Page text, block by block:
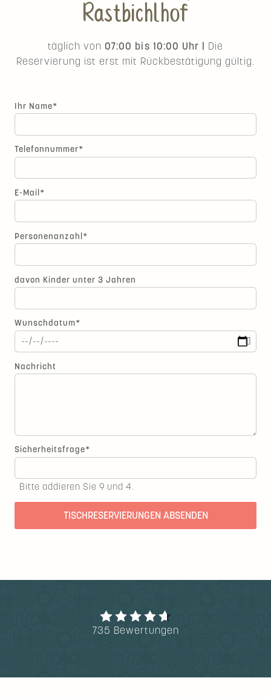
Rastbichlhof
täglich von 07:00 bis 10:00 Uhr | Die
Reservierung ist erst mit Rückbestätigung gültig.
Pflichtfeld
Ihr Name*
Pflichtfeld
Telefonnummer*
Pflichtfeld
E-Mail*
Pflichtfeld
Personenanzahl*
davon Kinder unter 3 Jahren
Pflichtfeld
Wunschdatum*
Nachricht
Pflichtfeld
Sicherheitsfrage*
Bitte addieren Sie 9 und 4.
TISCHRESERVIERUNGEN ABSENDEN
735 Bewertungen